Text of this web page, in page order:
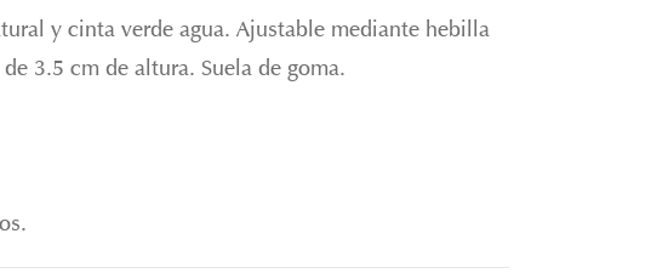
y cinta verde agua. Ajustable mediante hebilla
3.5 cm de altura. Suela de goma.